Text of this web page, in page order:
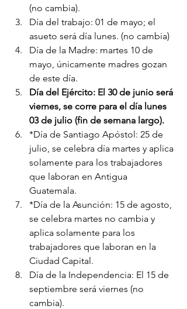
(no cambia).
Día del trabajo: 01 de mayo; el
asueto será día lunes. (no cambia)
Día de la Madre: martes 10 de
mayo, únicamente madres gozan
de este día.
Día del Ejército: El 30 de junio será
viernes, se corre para el día lunes
03 de julio (fin de semana largo).
*Día de Santiago Apóstol: 25 de
julio, se celebra día martes y aplica
solamente para los trabajadores
que laboran en Antigua
Guatemala.
*Día de la Asunción: 15 de agosto,
se celebra martes no cambia y
aplica solamente para los
trabajadores que laboran en la
Ciudad Capital.
Día de la Independencia: El 15 de
septiembre será viernes (no
cambia).